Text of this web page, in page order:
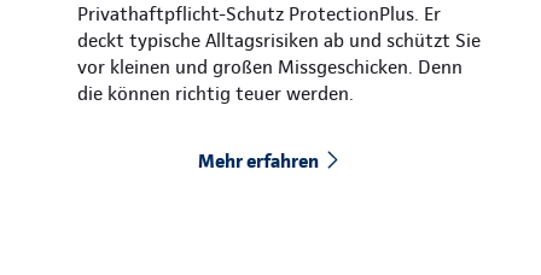
Privathaftpflicht-Schutz ProtectionPlus. Er
deckt typische Alltagsrisiken ab und schützt Sie
vor kleinen und großen Missgeschicken. Denn
die können richtig teuer werden.
Mehr erfahren